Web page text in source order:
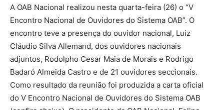
A OAB Nacional realizou nesta quarta-feira (26) o “V
Encontro Nacional de Ouvidores do Sistema OAB”. O
encontro teve a presença do ouvidor nacional, Luiz
Cláudio Silva Allemand, dos ouvidores nacionais
adjuntos, Rodolpho Cesar Maia de Morais e Rodrigo
Badaró Almeida Castro e de 21 ouvidores seccionais.
Como resultado da reunião foi produzida a carta oficial
do V Encontro Nacional de Ouvidores do Sistema OAB